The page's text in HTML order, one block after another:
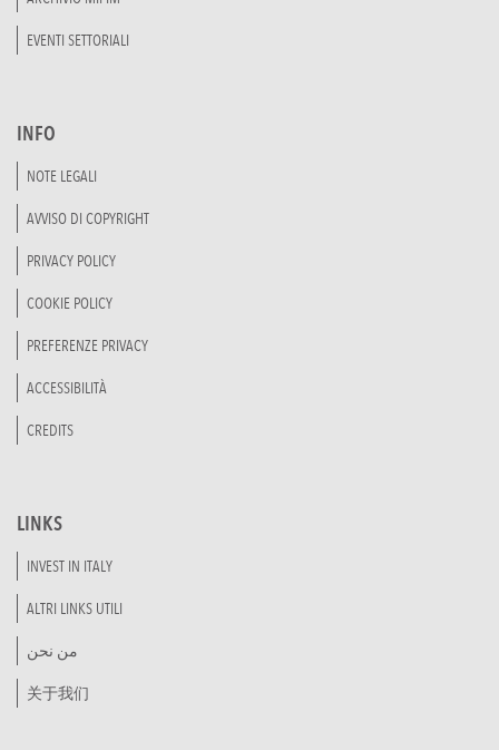
EVENTI SETTORIALI
INFO
NOTE LEGALI
AVVISO DI COPYRIGHT
PRIVACY POLICY
COOKIE POLICY
PREFERENZE PRIVACY
ACCESSIBILITÀ
CREDITS
LINKS
INVEST IN ITALY
ALTRI LINKS UTILI
من نحن
关于我们